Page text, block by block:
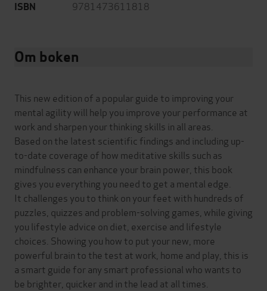
ISBN 9781473611818
Om boken
This new edition of a popular guide to improving your
mental agility will help you improve your performance at
work and sharpen your thinking skills in all areas.
Based on the latest scientific findings and including up-
to-date coverage of how meditative skills such as
mindfulness can enhance your brain power, this book
gives you everything you need to get a mental edge.
It challenges you to think on your feet with hundreds of
puzzles, quizzes and problem-solving games, while giving
you lifestyle advice on diet, exercise and lifestyle
choices. Showing you how to put your new, more
powerful brain to the test at work, home and play, this is
a smart guide for any smart professional who wants to
be brighter, quicker and in the lead at all times.